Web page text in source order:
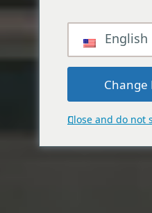
English
Change
Close and do not